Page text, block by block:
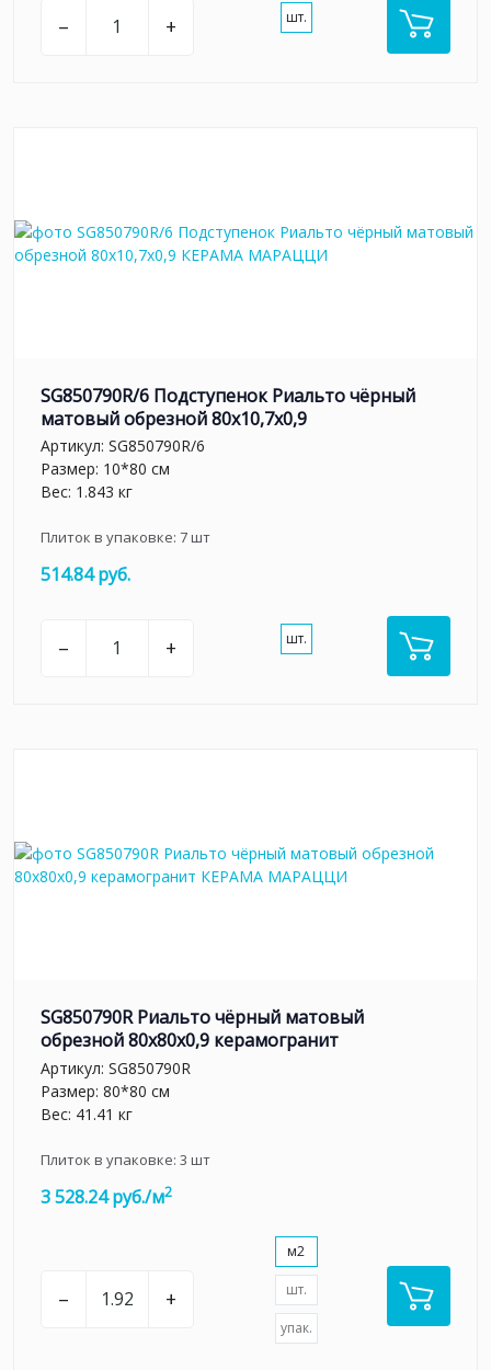
– + шт.
SG850790R/6 Подступенок Риальто чёрный
матовый обрезной 80x10,7x0,9
Артикул: SG850790R/6
Размер: 10*80 см
Вес: 1.843 кг
Плиток в упаковке: 7шт
514.84 руб.
– + шт.
SG850790R Риальто чёрный матовый
обрезной 80x80x0,9 керамогранит
Артикул: SG850790R
Размер: 80*80 см
Вес: 41.41 кг
Плиток в упаковке: 3 шт
3 528.24 руб./м2
– +
м2
шт.
упак.